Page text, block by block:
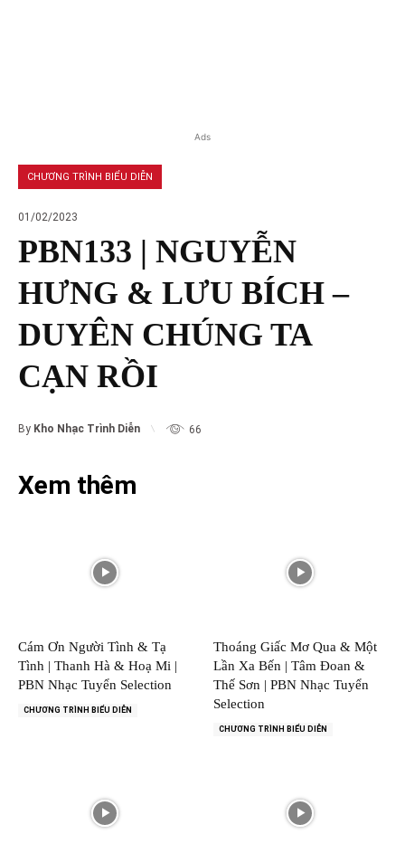
Ads
CHƯƠNG TRÌNH BIỂU DIỄN
01/02/2023
PBN133 | NGUYỄN
HƯNG & LƯU BÍCH –
DUYÊN CHÚNG TA
CẠN RỒI
By Kho Nhạc Trình Diễn 66
Xem thêm
Cám Ơn Người Tình & Tạ
Tình | Thanh Hà & Hoạ Mi |
PBN Nhạc Tuyển Selection
CHƯƠNG TRÌNH BIỂU DIỄN
Thoáng Giấc Mơ Qua & Một
Lần Xa Bến | Tâm Đoan &
Thế Sơn | PBN Nhạc Tuyển
Selection
CHƯƠNG TRÌNH BIỂU DIỄN